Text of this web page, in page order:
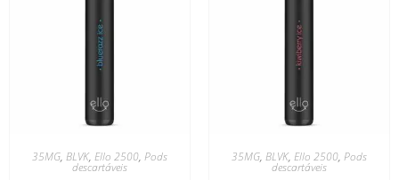
35MG, BLVK, Ello 2500, Pods
descartáveis
35MG, BLVK, Ello 2500, Pods
descartáveis